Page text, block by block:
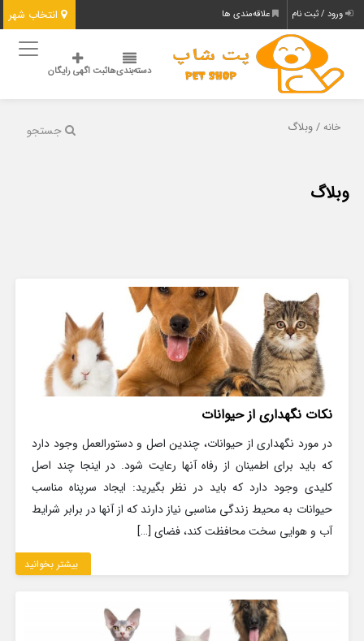
انتخاب شهر ورود / ثبت نام علاقه‌مندی ها
دسته‌بندی‌هاثبت اگهی رایگان
جستجو خانه / وبلاگ
وبلاگ
نکات نگهداری از حیوانات
در مورد نگهداری از حیوانات، چندین اصل و دستورالعمل وجود دارد
که باید برای اطمینان از رفاه آنها رعایت شود. در اینجا چند اصل
کلیدی وجود دارد که باید در نظر بگیرید: ایجاد سرپناه مناسب
حیوانات به محیط زندگی مناسبی نیاز دارند که از آنها در برابر شرایط
آب و هوایی سخت محافظت کند، فضای […]
بیشتر بخوانید